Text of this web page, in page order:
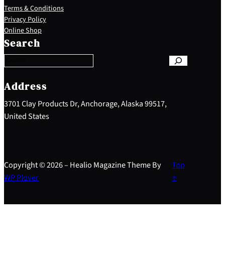
Terms & Conditions
Privacy Policy
Online Shop
Search
S
e
a
c
h
Address
3701 Clay Products Dr, Anchorage, Alaska 99517,
United States
Copyright © 2026 – Healio Magazine Theme By
WP Plover
Top
↑